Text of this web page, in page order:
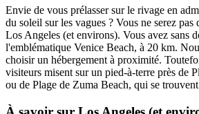
Envie de vous prélasser sur le rivage en
du soleil sur les vagues ? Vous ne serez pas
Los Angeles (et environs). Vous avez sans
l'emblématique Venice Beach, à 20 km.
choisir un hébergement à proximité.
visiteurs misent sur un pied-à-terre près de
ou de Plage de Zuma Beach, qui se